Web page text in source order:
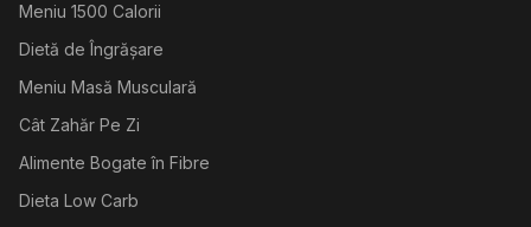
Meniu 1500 Calorii
Dietă de Îngrășare
Meniu Masă Musculară
Cât Zahăr Pe Zi
Alimente Bogate în Fibre
Dieta Low Carb